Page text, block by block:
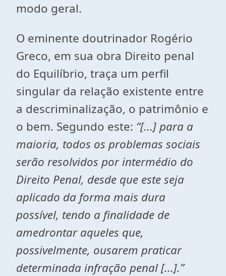
modo geral.
O eminente doutrinador Rogério
Greco, em sua obra Direito penal
do Equilíbrio, traça um perfil
singular da relação existente entre
a descriminalização, o patrimônio e
o bem. Segundo este: “[...] para a
maioria, todos os problemas sociais
serão resolvidos por intermédio do
Direito Penal, desde que este seja
aplicado da forma mais dura
possível, tendo a finalidade de
amedrontar aqueles que,
possivelmente, ousarem praticar
determinada infração penal [...].”